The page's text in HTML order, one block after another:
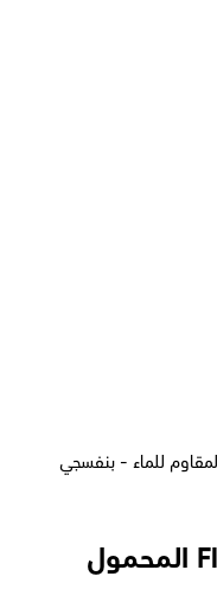
مكبر صوت جى بى ال Flip 7 المحمول